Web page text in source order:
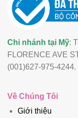
Chi nhánh tại Mỹ:
FLORENCE AVE
(001)627-975-4244.
Về Chúng Tôi
Giới thiệu